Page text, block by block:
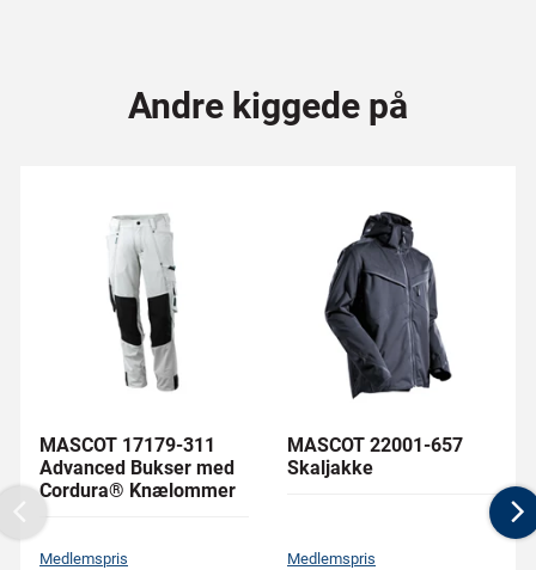
Andre kiggede på
MASCOT 17179-311
Advanced Bukser med
Cordura® Knælommer
Medlemspris
MASCOT 22001-657
Skaljakke
Medlemspris
Previous